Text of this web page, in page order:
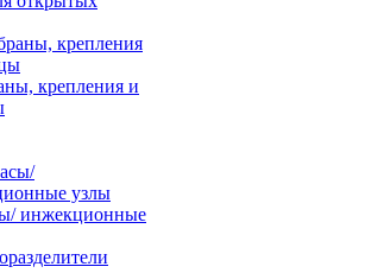
крепления и
инжекционные